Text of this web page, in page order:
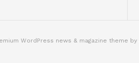
WordPress news & magazine theme by